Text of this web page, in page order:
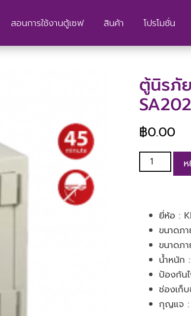
สอนการใช้งานตู้เซฟ สินค้า โปรโมชั่น
ตู้นิรภั
฿0.00
ยี่ห้อ :
ขนาดภ
ขนาดภา
น้ำหนัก
ป้องกัน
ช่องเก็
กุญแจ :